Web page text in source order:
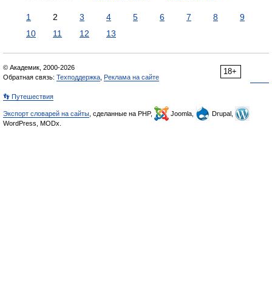
1 2 3 4 5 6 7 8
9
10
11 12 13
18+
© Академик, 2000-2026
Обратная связь: Техподдержка Реклама на сайте
👣 Путешествия
Экспорт словарей на сайты , сделанные на PHP, Joomla,
Drupal,
WordPress, MODx.